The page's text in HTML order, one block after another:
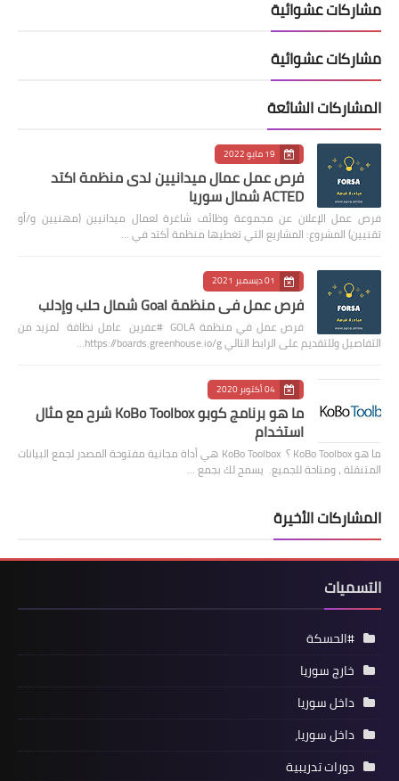
مشاركات عشوائية
مشاركات عشوائية
المشاركات الشائعة
19 مايو 2022
فرص عمل عمال ميدانيين لدى منظمة اكتد
ACTED شمال سوريا
فرص عمل الإعلان عن مجموعة وظائف شاغرة لعمال ميدانيين (مهنيين و/أو
تقنيين) المشروع: المشاريع التي تغطيها منظمة أكتد في …
01 ديسمبر 2021
فرص عمل في منظمة Goal شمال حلب وإدلب
فرص عمل في منظمة GOLA #عفرين عامل نظافة لمزيد من
التفاصيل وللتقديم على الرابط التالي https://boards.greenhouse.io/g…
04 أكتوبر 2020
ما هو برنامج كوبو KoBo Toolbox شرح مع مثال
استخدام
ما هو KoBo Toolbox ؟ KoBo Toolbox هي أداة مجانية مفتوحة المصدر لجمع البيانات
المتنقلة ، ومتاحة للجميع. يسمح لك بجمع …
المشاركات الأخيرة
التسميات
#الحسكة
خارج سوريا
داخل سوريا
داخل سوريا،
دورات تدريبية